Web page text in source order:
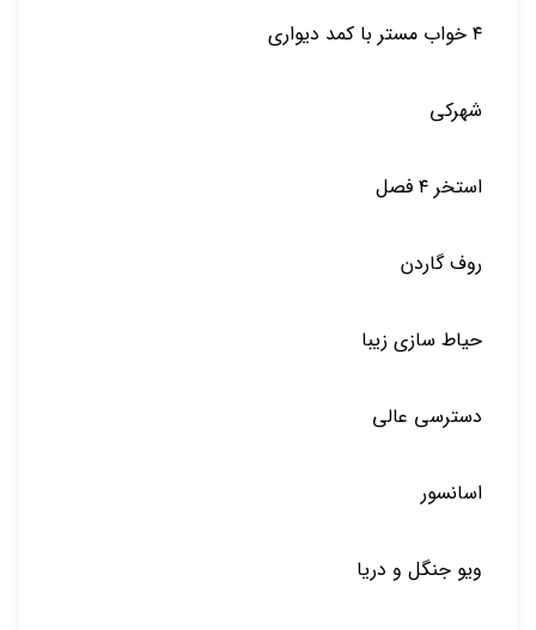
٤ خواب مستر با كمد ديواري
شهركي
استخر ٤ فصل
روف گاردن
حياط سازي زيبا
دسترسي عالي
اسانسور
ويو جنگل و دريا